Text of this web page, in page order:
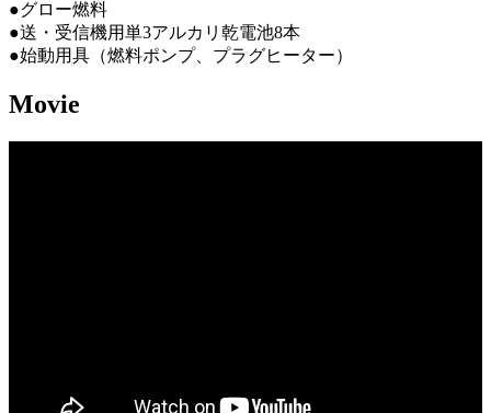
●グロー燃料
●送・受信機用単3アルカリ乾電池8本
●始動用具（燃料ポンプ、プラグヒーター）
Movie